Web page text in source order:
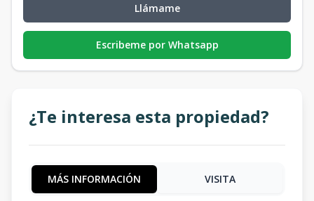
Llámame
Escribeme por Whatsapp
¿Te interesa esta propiedad?
MÁS INFORMACIÓN VISITA